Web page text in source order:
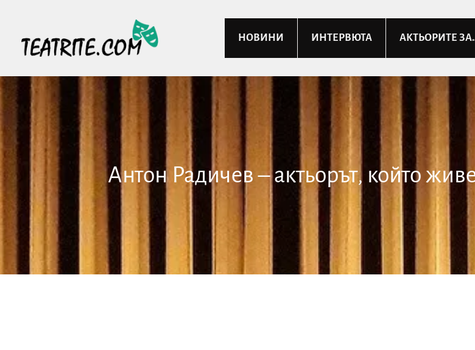
НОВИНИ ИНТЕРВЮТА АКТЬОРИТЕ
Антон Радичев – актьорът, който